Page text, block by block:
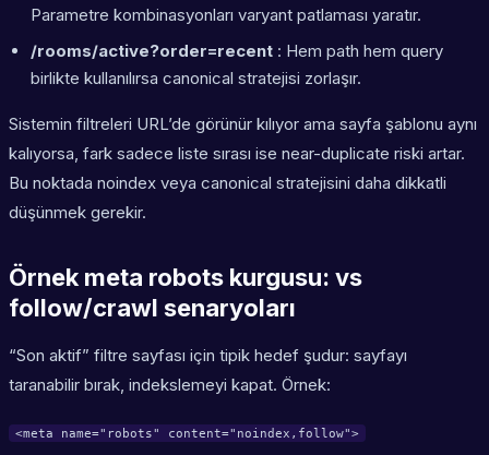
Parametre kombinasyonları varyant patlaması yaratır.
/rooms/active?order=recent : Hem path hem query
birlikte kullanılırsa canonical stratejisi zorlaşır.
Sistemin filtreleri URL’de görünür kılıyor ama sayfa şablonu aynı
kalıyorsa, fark sadece liste sırası ise near-duplicate riski artar.
Bu noktada noindex veya canonical stratejisini daha dikkatli
düşünmek gerekir.
Örnek meta robots kurgusu: vs
follow/crawl senaryoları
“Son aktif” filtre sayfası için tipik hedef şudur: sayfayı
taranabilir bırak, indekslemeyi kapat. Örnek:
<meta name="robots" content="noindex,follow">